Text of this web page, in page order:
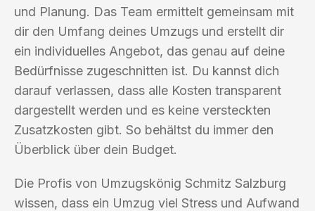
und Planung. Das Team ermittelt gemeinsam mit
dir den Umfang deines Umzugs und erstellt dir
ein individuelles Angebot, das genau auf deine
Bedürfnisse zugeschnitten ist. Du kannst dich
darauf verlassen, dass alle Kosten transparent
dargestellt werden und es keine versteckten
Zusatzkosten gibt. So behältst du immer den
Überblick über dein Budget.
Die Profis von Umzugskönig Schmitz Salzburg
wissen, dass ein Umzug viel Stress und Aufwand